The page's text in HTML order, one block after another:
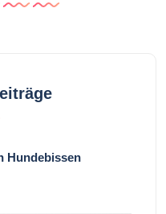
Hundebissen